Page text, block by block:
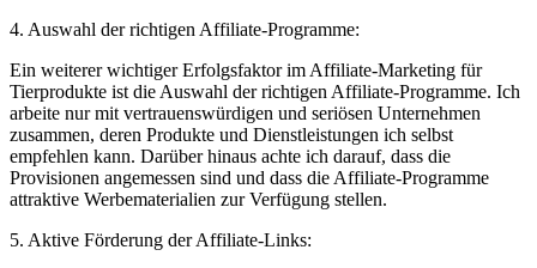
4. ⁣Auswahl der richtigen Affiliate-Programme:
Ein weiterer wichtiger‍ Erfolgsfaktor ​im Affiliate-Marketing‌ für
Tierprodukte ist die Auswahl der richtigen⁢ Affiliate-Programme. Ich
arbeite nur mit​ vertrauenswürdigen und seriösen Unternehmen⁤
zusammen, deren‌ Produkte ⁤und Dienstleistungen ‍ich ‌selbst
empfehlen kann. ‌Darüber hinaus achte​ ich darauf, dass die
Provisionen angemessen ​sind ⁤und‌ dass die Affiliate-Programme
attraktive Werbematerialien zur Verfügung stellen.
5. Aktive⁣ Förderung der ⁢Affiliate-Links: